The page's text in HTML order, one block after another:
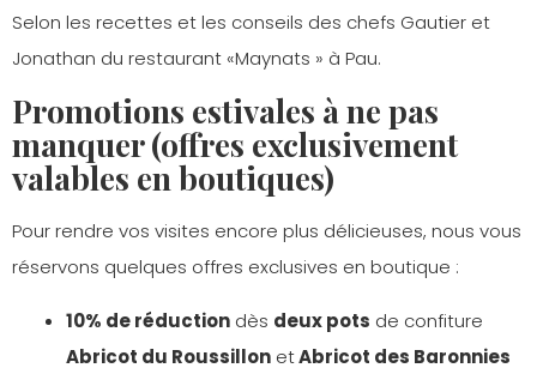
Selon les recettes et les conseils des chefs Gautier et
Jonathan du restaurant «Maynats » à Pau.
Promotions estivales à ne pas
manquer (offres exclusivement
valables en boutiques)
Pour rendre vos visites encore plus délicieuses, nous vous
réservons quelques offres exclusives en boutique :
10% de réduction dès deux pots de confiture
Abricot du Roussillon etAbricot des Baronnies